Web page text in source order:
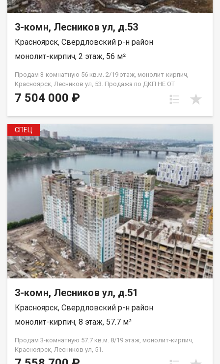
3-комн, Лесников ул, д.53
Красноярск, Свердловский р-н район
монолит-кирпич, 2 этаж, 56 м²
Продам 3-комнатную 56 кв.м. 2/19 этаж, монолит-кирпич,
Красноярск, Лесников ул, 53. Продажа по ДКП НЕ ОТ
ЗАСТРОЙЩИКА
7 504 000 ₽
СПЕЦ
3-комн, Лесников ул, д.51
Красноярск, Свердловский р-н район
монолит-кирпич, 8 этаж, 57.7 м²
Продам 3-комнатную 57.7 кв.м. 8/19 этаж, монолит-кирпич,
Красноярск, Лесников ул, 51.